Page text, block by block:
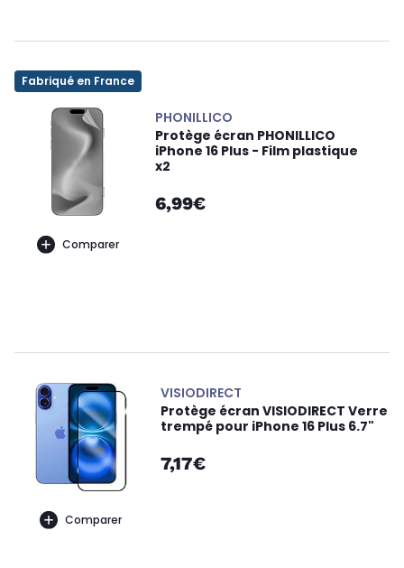
Fabriqué en France
Comparer
PHONILLICO
Protège écran PHONILLICO
iPhone 16 Plus - Film plastique
x2
6,99€
Comparer
VISIODIRECT
Protège écran VISIODIRECT Verre
trempé pour iPhone 16 Plus 6.7"
7,17€